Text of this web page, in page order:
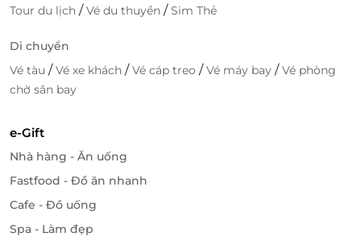
Tour du lịch /Vé du thuyền /Sim Thẻ
Di chuyển
Vé tàu /Vé xe khách /Vé cáp treo /Vé máy bay /Vé phòng
chờ sân bay
e-Gift
Nhà hàng - Ăn uống
Fastfood - Đồ ăn nhanh
Cafe - Đồ uống
Spa - Làm đẹp